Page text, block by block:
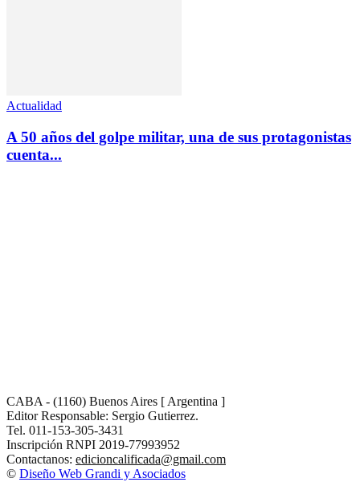
Actualidad
A 50 años del golpe militar, una de sus protagonistas
cuenta...
CABA - (1160) Buenos Aires [ Argentina ]
Editor Responsable: Sergio Gutierrez.
Tel. 011-153-305-3431
Inscripción RNPI 2019-77993952
Contactanos: edicioncalificada@gmail.com
© Diseño Web Grandi y Asociados